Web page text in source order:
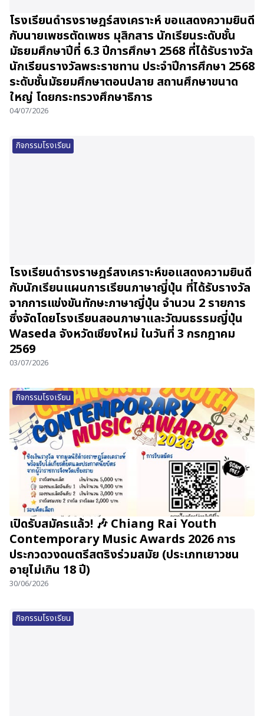
โรงเรียนดำรงราษฎร์สงเคราะห์ ขอแสดงความยินดี
กับนายเพชรตัดเพชร มุสิกสาร นักเรียนระดับชั้น
มัธยมศึกษาปีที่ 6.3 ปีการศึกษา 2568 ที่ได้รับรางวัล
นักเรียนรางวัลพระราชทาน ประจำปีการศึกษา 2568
ระดับชั้นมัธยมศึกษาตอนปลาย สถานศึกษาขนาด
ใหญ่ โดยกระทรวงศึกษาธิการ
04/07/2026
กิจกรรมโรงเรียน
โรงเรียนดำรงราษฎร์สงเคราะห์ขอแสดงความยินดี
กับนักเรียนแผนการเรียนภาษาญี่ปุ่น ที่ได้รับรางวัล
จากการแข่งขันทักษะภาษาญี่ปุ่น จำนวน 2 รายการ
ซึ่งจัดโดยโรงเรียนสอนภาษาและวัฒนธรรมญี่ปุ่น
Waseda จังหวัดเชียงใหม่ ในวันที่ 3 กรกฎาคม
2569
03/07/2026
กิจกรรมโรงเรียน
เปิดรับสมัครแล้ว! 🎶 Chiang Rai Youth
Contemporary Music Awards 2026 การ
ประกวดวงดนตรีสตริงร่วมสมัย (ประเภทเยาวชน
อายุไม่เกิน 18 ปี)
30/06/2026
กิจกรรมโรงเรียน